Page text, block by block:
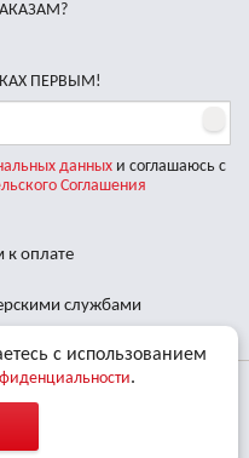
ПЕРВЫМ!
данныхи соглашаюсь с
Соглашения
оплате
службами
«BBalance» является
знаком.
с использованием
.